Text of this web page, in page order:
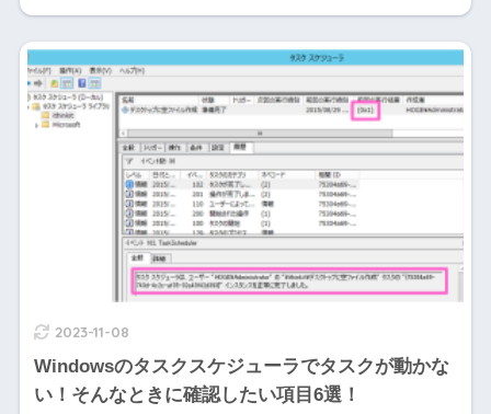
2023-11-08
Windowsのタスクスケジューラでタスクが動かな
い！そんなときに確認したい項目6選！